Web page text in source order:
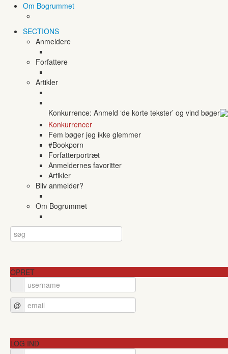
Om Bogrummet
SECTIONS
Anmeldere
Forfattere
Artikler
Konkurrence: Anmeld ‘de korte tekster’ og vind bøger
Konkurrencer
Fem bøger jeg ikke glemmer
#Bookporn
Forfatterportræt
Anmeldernes favoritter
Artikler
Bliv anmelder?
Om Bogrummet
OPRET
@
LOG IND